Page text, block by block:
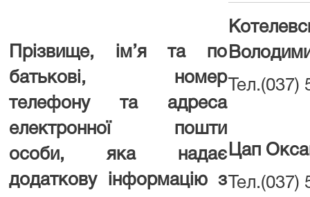
Прізвище, ім’я та по
батькові, номер
телефону та адреса
електронної пошти
особи, яка надає
додаткову інформацію з
Цап